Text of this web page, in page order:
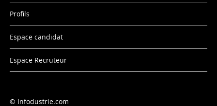
Profils
Espace candidat
Espace Recruteur
Infodustrie.com